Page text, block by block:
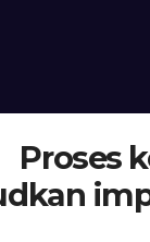
Proses